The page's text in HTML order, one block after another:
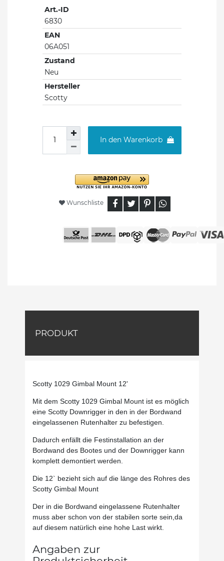
Art.-ID
6830
EAN
06A051
Zustand
Neu
Hersteller
Scotty
In den Warenkorb
Wunschliste
PRODUKT
Scotty 1029 Gimbal Mount 12'
Mit dem Scotty 1029 Gimbal Mount ist es möglich
eine Scotty Downrigger in den in der Bordwand
eingelassenen Rutenhalter zu befestigen.
Dadurch enfällt die Festinstallation an der
Bordwand des Bootes und der Downrigger kann
komplett demontiert werden.
Die 12` bezieht sich auf die länge des Rohres des
Scotty Gimbal Mount
Der in die Bordwand eingelassene Rutenhalter
muss aber schon von der stabilen sorte sein,da
auf diesem natürlich eine hohe Last wirkt.
Angaben zur